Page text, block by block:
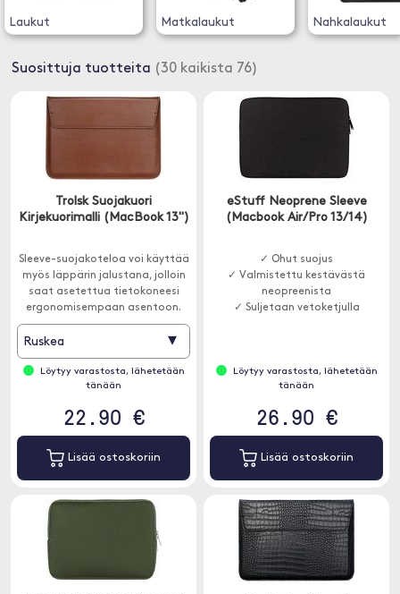
Laukut Matkalaukut Nahkalaukut
Suosittuja tuotteita (30 kaikista 76)
Trolsk Suojakuori
Kirjekuorimalli (MacBook 13")
Sleeve-suojakoteloa voi käyttää
myös läppärin jalustana, jolloin
saat asetettua tietokoneesi
ergonomisempaan asentoon.
Ruskea ▾
Löytyy varastosta, lähetetään
tänään
22.90 €
Lisää ostoskoriin
eStuff Neoprene Sleeve
(Macbook Air/Pro 13/14)
✓ Ohut suojus
✓ Valmistettu kestävästä
neopreenista
✓ Suljetaan vetoketjulla
Löytyy varastosta, lähetetään
tänään
26.90 €
Lisää ostoskoriin